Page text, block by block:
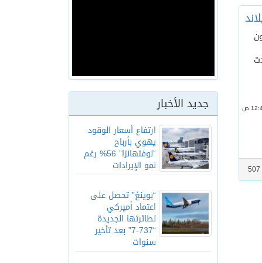
جديد الأخبار
ارتفاع أسعار الوقود
يهوي بأرباح
“لوفتهانزا” 56% رغم
نمو الإيرادات
“بوينغ” تحصل على
اعتماد أميركي
لطائرتها الجديدة
“737-7” بعد تأخير
سنوات